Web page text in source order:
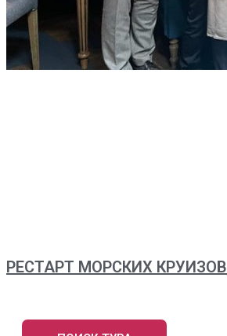
РЕСТАРТ МОРСКИХ КРУИЗОВ